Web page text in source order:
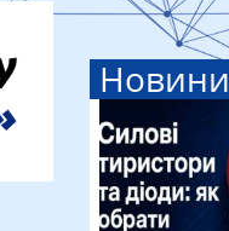
Новини